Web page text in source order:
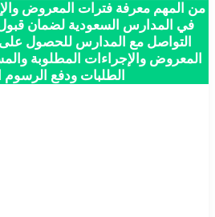
من المهم معرفة فترات المعروض
في المدارس السعودية لضمان قبول
التواصل مع المدارس للحصول
المعروض والإجراءات المطلوبة
الطلبات ودفع الرسوم